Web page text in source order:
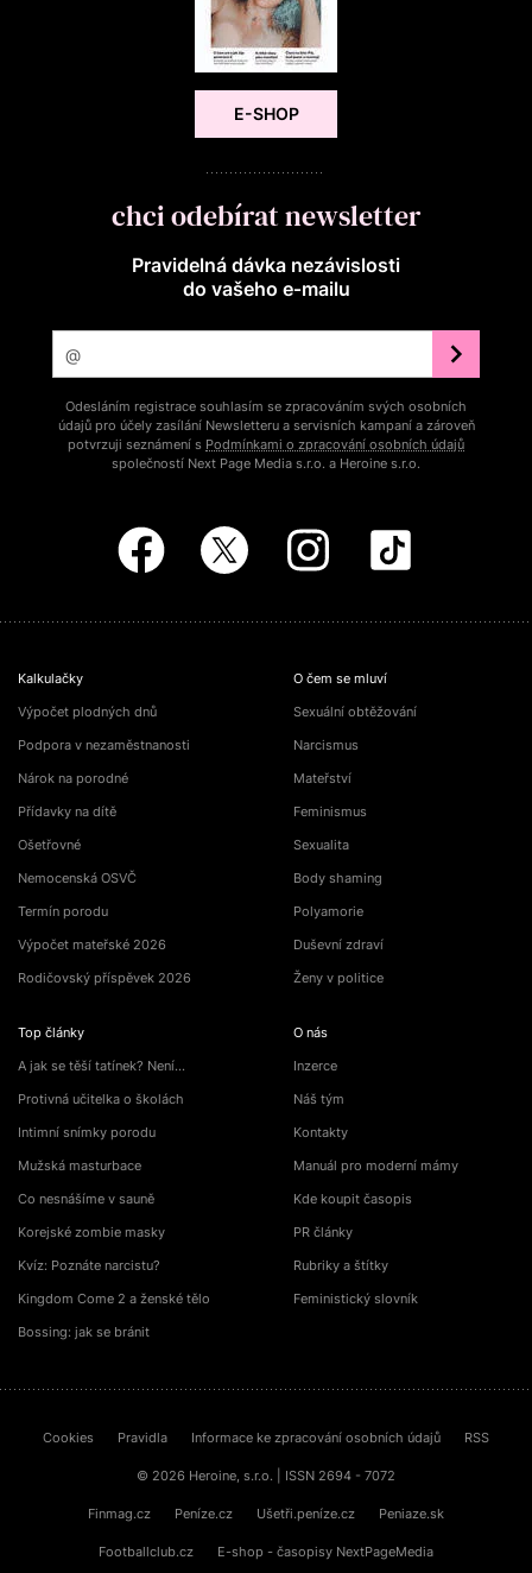
E-SHOP
chci odebírat newsletter
Pravidelná dávka nezávislosti
do vašeho e‑mailu
Odesláním registrace souhlasím se zpracováním svých osobních
údajů pro účely zasílání Newsletteru a servisních kampaní a zároveň
potvrzuji seznámení s Podmínkami o zpracování osobních údajů
společností Next Page Media s.r.o. a Heroine s.r.o.
Kalkulačky
Výpočet plodných dnů
Podpora v nezaměstnanosti
Nárok na porodné
Přídavky na dítě
Ošetřovné
Nemocenská OSVČ
Termín porodu
Výpočet mateřské 2026
Rodičovský příspěvek 2026
Top články
A jak se těší tatínek? Není…
Protivná učitelka o školách
Intimní snímky porodu
Mužská masturbace
Co nesnášíme v sauně
Korejské zombie masky
Kvíz: Poznáte narcistu?
Kingdom Come 2 a ženské tělo
Bossing: jak se bránit
O čem se mluví
Sexuální obtěžování
Narcismus
Mateřství
Feminismus
Sexualita
Body shaming
Polyamorie
Duševní zdraví
Ženy v politice
O nás
Inzerce
Náš tým
Kontakty
Manuál pro moderní mámy
Kde koupit časopis
PR články
Rubriky a štítky
Feministický slovník
Cookies Pravidla Informace ke zpracování osobních údajů RSS
© 2026 Heroine, s.r.o. | ISSN 2694 - 7072
Finmag.cz Peníze.cz Ušetři.peníze.cz Peniaze.sk
Footballclub.cz E-shop - časopisy NextPageMedia